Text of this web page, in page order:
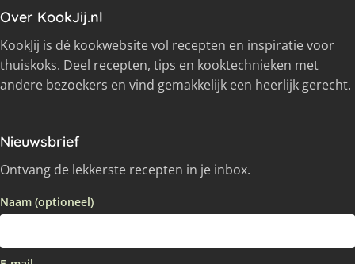
Over KookJij.nl
KookJij is dé kookwebsite vol recepten en inspiratie voor
thuiskoks. Deel recepten, tips en kooktechnieken met
andere bezoekers en vind gemakkelijk een heerlijk gerecht.
Nieuwsbrief
Ontvang de lekkerste recepten in je inbox.
Naam (optioneel)